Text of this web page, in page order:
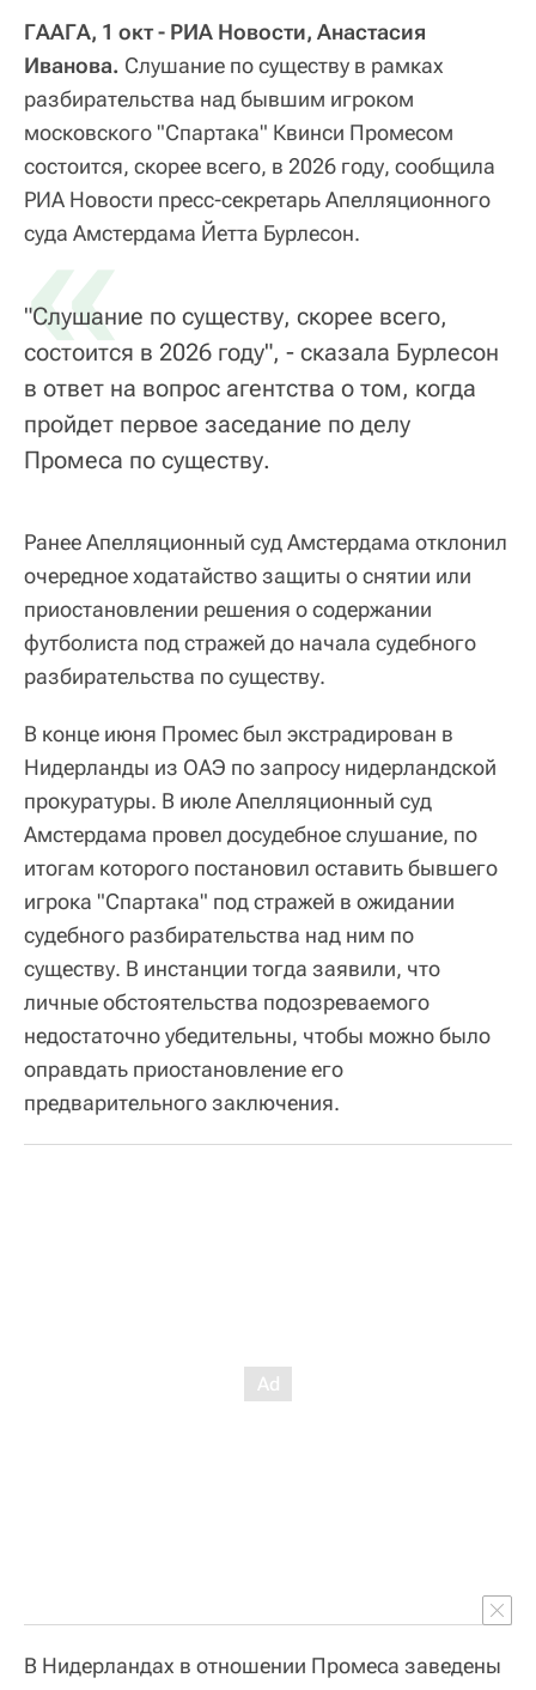
ГААГА, 1 окт - РИА Новости, Анастасия
Иванова. Слушание по существу в рамках
разбирательства над бывшим игроком
московского "Спартака" Квинси Промесом
состоится, скорее всего, в 2026 году, сообщила
РИА Новости пресс-секретарь Апелляционного
суда Амстердама Йетта Бурлесон.
«
"Слушание по существу, скорее всего,
состоится в 2026 году", - сказала Бурлесон
в ответ на вопрос агентства о том, когда
пройдет первое заседание по делу
Промеса по существу.
Ранее Апелляционный суд Амстердама отклонил
очередное ходатайство защиты о снятии или
приостановлении решения о содержании
футболиста под стражей до начала судебного
разбирательства по существу.
В конце июня Промес был экстрадирован в
Нидерланды из ОАЭ по запросу нидерландской
прокуратуры. В июле Апелляционный суд
Амстердама провел досудебное слушание, по
итогам которого постановил оставить бывшего
игрока "Спартака" под стражей в ожидании
судебного разбирательства над ним по
существу. В инстанции тогда заявили, что
личные обстоятельства подозреваемого
недостаточно убедительны, чтобы можно было
оправдать приостановление его
предварительного заключения.
В Нидерландах в отношении Промеса заведены